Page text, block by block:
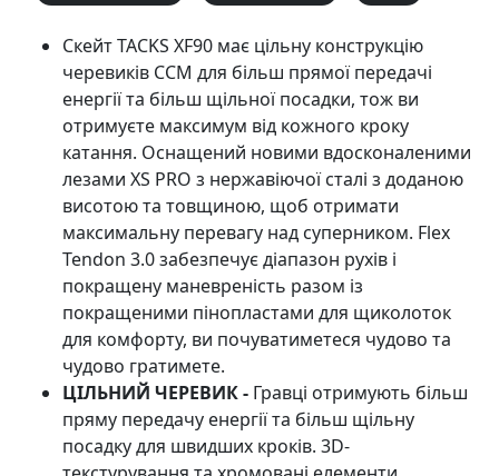
Скейт TACKS XF90 має цільну конструкцію
черевиків CCM для більш прямої передачі
енергії та більш щільної посадки, тож ви
отримуєте максимум від кожного кроку
катання. Оснащений новими вдосконаленими
лезами XS PRO з нержавіючої сталі з доданою
висотою та товщиною, щоб отримати
максимальну перевагу над суперником. Flex
Tendon 3.0 забезпечує діапазон рухів і
покращену маневреність разом із
покращеними пінопластами для щиколоток
для комфорту, ви почуватиметеся чудово та
чудово гратимете.
ЦІЛЬНИЙ ЧЕРЕВИК - Гравці отримують більш
пряму передачу енергії та більш щільну
посадку для швидших кроків. 3D-